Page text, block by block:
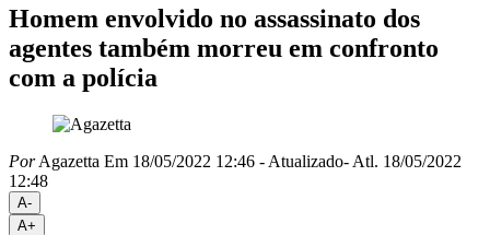
Homem envolvido no assassinato dos
agentes também morreu em confronto
com a polícia
PorAgazetta Em 18/05/2022 12:46 - Atualizado- Atl. 18/05/2022
12:48
A-
A+